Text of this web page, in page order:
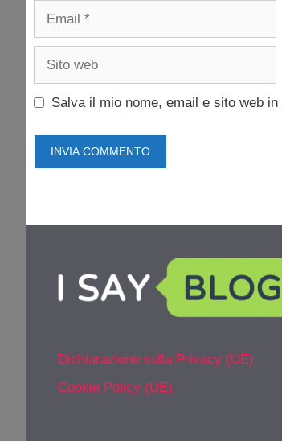
Email
Sito
Salva il mio nome, email e sito web
Dichiarazione sulla Privacy (UE)
Cookie Policy (UE)